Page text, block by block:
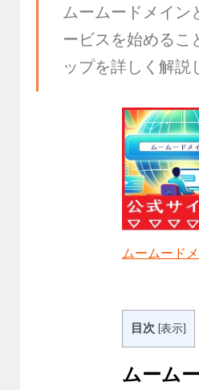
ムームードメイ
ービスを始めるこ
ップを詳しく解説
ムームード
目次 [表示]
ムーム